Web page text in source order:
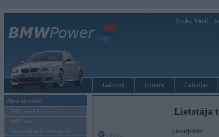
Sveiks, Viesi!
Galvenā Forums Galerijas
Ziņas un raksti
BMW modeļu jaunumi
BMW testi
Tehnoloģijas & sasniegumi
Lietotāja
Lietotājvārds: